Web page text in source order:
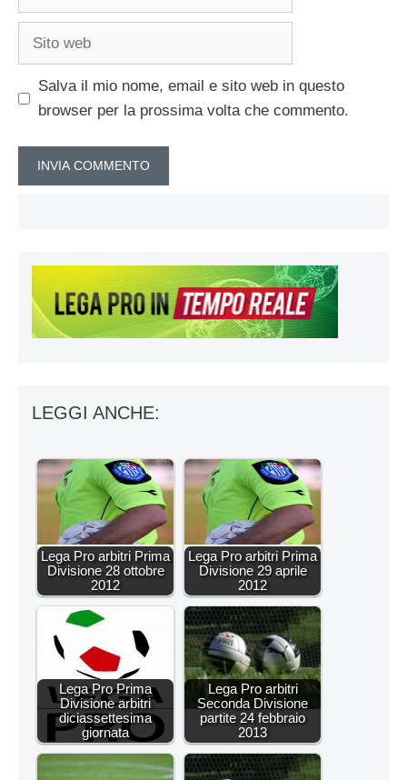
Sito
Salva il mio nome, email e sito web in questo
browser per la prossima volta che commento.
LEGGI ANCHE:
Lega Pro arbitri Prima
Divisione 28 ottobre
2012
Lega Pro arbitri Prima
Divisione 29 aprile
2012
Lega Pro Prima
Divisione arbitri
diciassettesima
giornata
Lega Pro arbitri
Seconda Divisione
partite 24 febbraio
2013